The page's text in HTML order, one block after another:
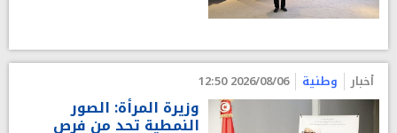
أخبار وطنية 2026/08/06 12:50
وزيرة المرأة: الصور
النمطية تحد من فرص